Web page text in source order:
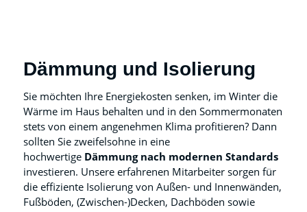
Dämmung und Isolierung
Sie möchten Ihre Energiekosten senken, im Winter die
Wärme im Haus behalten und in den Sommermonaten
stets von einem angenehmen Klima profitieren? Dann
sollten Sie zweifelsohne in eine
hochwertige Dämmung nach modernen Standards
investieren. Unsere erfahrenen Mitarbeiter sorgen für
die effiziente Isolierung von Außen- und Innenwänden,
Fußböden, (Zwischen-)Decken, Dachböden sowie